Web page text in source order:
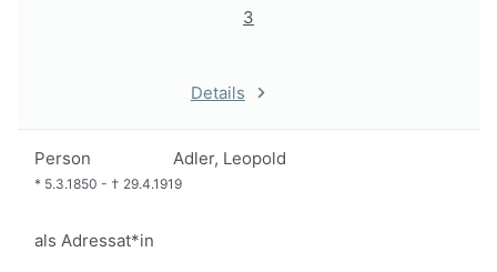
3
Details
Person Adler, Leopold
* 5.3.1850 - † 29.4.1919
als Adressat*in